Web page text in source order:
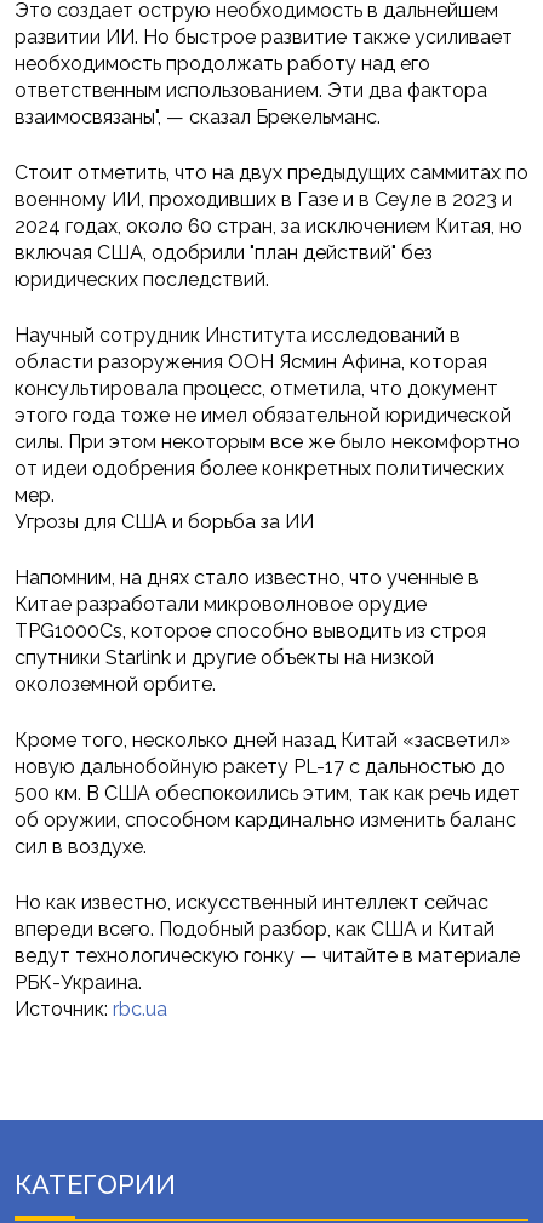
Это создает острую необходимость в дальнейшем
развитии ИИ. Но быстрое развитие также усиливает
необходимость продолжать работу над его
ответственным использованием. Эти два фактора
взаимосвязаны", — сказал Брекельманс.
Стоит отметить, что на двух предыдущих саммитах по
военному ИИ, проходивших в Газе и в Сеуле в 2023 и
2024 годах, около 60 стран, за исключением Китая, но
включая США, одобрили "план действий" без
юридических последствий.
Научный сотрудник Института исследований в
области разоружения ООН Ясмин Афина, которая
консультировала процесс, отметила, что документ
этого года тоже не имел обязательной юридической
силы. При этом некоторым все же было некомфортно
от идеи одобрения более конкретных политических
мер.
Угрозы для США и борьба за ИИ
Напомним, на днях стало известно, что ученные в
Китае разработали микроволновое орудие
TPG1000Cs, которое способно выводить из строя
спутники Starlink и другие объекты на низкой
околоземной орбите.
Кроме того, несколько дней назад Китай «засветил»
новую дальнобойную ракету PL-17 с дальностью до
500 км. В США обеспокоились этим, так как речь идет
об оружии, способном кардинально изменить баланс
сил в воздухе.
Но как известно, искусственный интеллект сейчас
впереди всего. Подобный разбор, как США и Китай
ведут технологическую гонку — читайте в материале
РБК-Украина.
Источник: rbc.ua
КАТЕГОРИИ